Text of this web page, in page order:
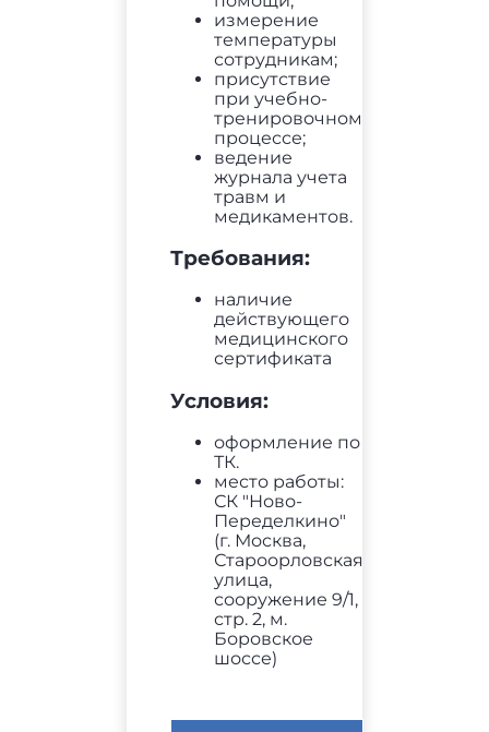
измерение
температуры
сотрудникам;
присутствие
при учебно-
тренировочном
процессе;
ведение
журнала учета
травм и
медикаментов.
Требования:
наличие
действующего
медицинского
сертификата
Условия:
оформление по
ТК.
место работы:
СК "Ново-
Переделкино"
(г. Москва,
Староорловская
улица,
сооружение 9/1,
стр. 2, м.
Боровское
шоссе)